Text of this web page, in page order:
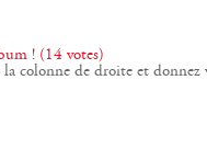
! (14 votes)
colonne de droite et donnez